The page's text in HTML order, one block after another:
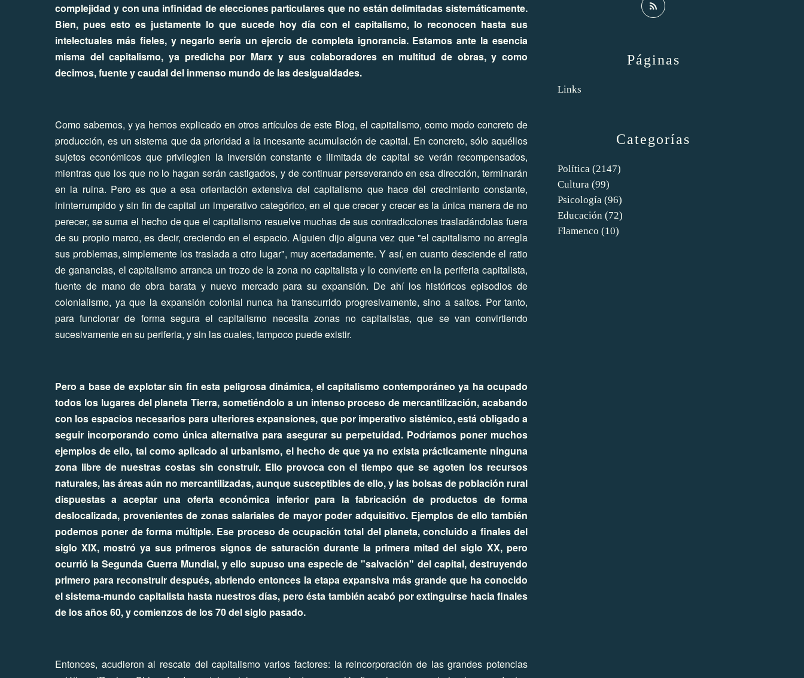
complejidad y con una infinidad de elecciones particulares que no están delimitadas sistemáticamente.
Bien, pues esto es justamente lo que sucede hoy día con el capitalismo, lo reconocen hasta sus
intelectuales más fieles, y negarlo sería un ejercio de completa ignorancia. Estamos ante la esencia
misma del capitalismo, ya predicha por Marx y sus colaboradores en multitud de obras, y como
decimos, fuente y caudal del inmenso mundo de las desigualdades.
Como sabemos, y ya hemos explicado en otros artículos de este Blog, el capitalismo, como modo concreto de
producción, es un sistema que da prioridad a la incesante acumulación de capital. En concreto, sólo aquéllos
sujetos económicos que privilegien la inversión constante e ilimitada de capital se verán recompensados,
mientras que los que no lo hagan serán castigados, y de continuar perseverando en esa dirección, terminarán
en la ruina. Pero es que a esa orientación extensiva del capitalismo que hace del crecimiento constante,
ininterrumpido y sin fin de capital un imperativo categórico, en el que crecer y crecer es la única manera de no
perecer, se suma el hecho de que el capitalismo resuelve muchas de sus contradicciones trasladándolas fuera
de su propio marco, es decir, creciendo en el espacio. Alguien dijo alguna vez que "el capitalismo no arregla
sus problemas, simplemente los traslada a otro lugar", muy acertadamente. Y así, en cuanto desciende el ratio
de ganancias, el capitalismo arranca un trozo de la zona no capitalista y lo convierte en la periferia capitalista,
fuente de mano de obra barata y nuevo mercado para su expansión. De ahí los históricos episodios de
colonialismo, ya que la expansión colonial nunca ha transcurrido progresivamente, sino a saltos. Por tanto,
para funcionar de forma segura el capitalismo necesita zonas no capitalistas, que se van convirtiendo
sucesivamente en su periferia, y sin las cuales, tampoco puede existir.
Pero a base de explotar sin fin esta peligrosa dinámica, el capitalismo contemporáneo ya ha ocupado
todos los lugares del planeta Tierra, sometiéndolo a un intenso proceso de mercantilización, acabando
con los espacios necesarios para ulteriores expansiones, que por imperativo sistémico, está obligado a
seguir incorporando como única alternativa para asegurar su perpetuidad. Podríamos poner muchos
ejemplos de ello, tal como aplicado al urbanismo, el hecho de que ya no exista prácticamente ninguna
zona libre de nuestras costas sin construir. Ello provoca con el tiempo que se agoten los recursos
naturales, las áreas aún no mercantilizadas, aunque susceptibles de ello, y las bolsas de población rural
dispuestas a aceptar una oferta económica inferior para la fabricación de productos de forma
deslocalizada, provenientes de zonas salariales de mayor poder adquisitivo. Ejemplos de ello también
podemos poner de forma múltiple. Ese proceso de ocupación total del planeta, concluido a finales del
siglo XIX, mostró ya sus primeros signos de saturación durante la primera mitad del siglo XX, pero
ocurrió la Segunda Guerra Mundial, y ello supuso una especie de "salvación" del capital, destruyendo
primero para reconstruir después, abriendo entonces la etapa expansiva más grande que ha conocido
el sistema-mundo capitalista hasta nuestros días, pero ésta también acabó por extinguirse hacia finales
de los años 60, y comienzos de los 70 del siglo pasado.
Entonces, acudieron al rescate del capitalismo varios factores: la reincorporación de las grandes potencias
Categorías
Política (2147)
Cultura (99)
Psicología (96)
Educación (72)
Flamenco (10)
Páginas
Links